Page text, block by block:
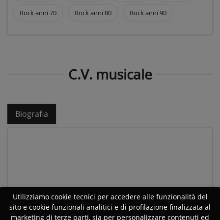
Rock anni 70 Rock anni 80 Rock anni 90
C.V. musicale
Biografia
Utilizziamo cookie tecnici per accedere alle funzionalità del
sito e cookie funzionali analitici e di profilazione finalizzata al
marketing di terze parti, sia per personalizzare contenuti ed